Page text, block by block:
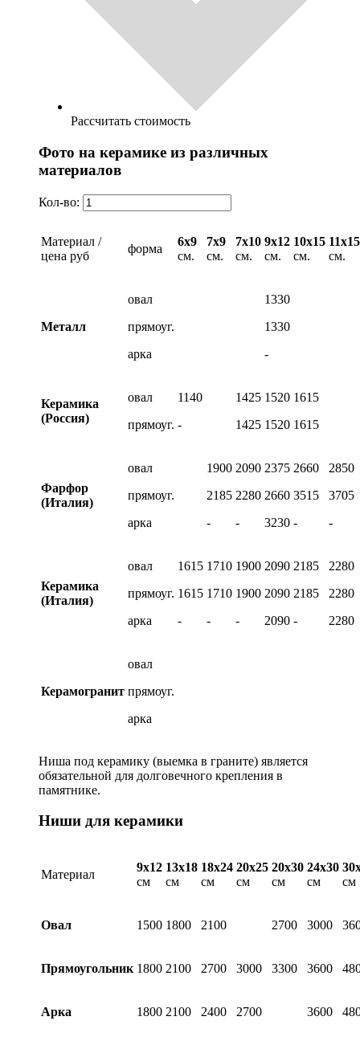
Рассчитать стоимость
Фото на керамике из различных
материалов
Кол-во:
Материал /
цена руб
форма
6х9
см.
7х9
см.
7х10
см.
9х12
см.
10х15
см.
11х15
см.
Металл
овал
прямоуг.
арка
1330
1330
-
Керамика
(Россия)
овал
прямоуг.
1140
-
1425
1425
1520
1520
1615
1615
Фарфор
(Италия)
овал
прямоуг.
арка
1900
2185
-
2090
2280
-
2375
2660
3230
2660
3515
-
2850
3705
-
Керамика
(Италия)
овал
прямоуг.
арка
1615
1615
-
1710
1710
-
1900
1900
-
2090
2090
2090
2185
2185
-
2280
2280
2280
Керамогранит
овал
прямоуг.
арка
Ниша под керамику (выемка в граните) является
обязательной для долговечного крепления в
памятнике.
Ниши для керамики
Материал
9х12
см
13х18
см
18х24
см
20х25
см
20х30
см
24х30
см
см
Овал 1500 1800 2100 2700 3000
Прямоугольник 1800 2100 2700 3000 3300 3600
Арка 1800 2100 2400 2700 3600